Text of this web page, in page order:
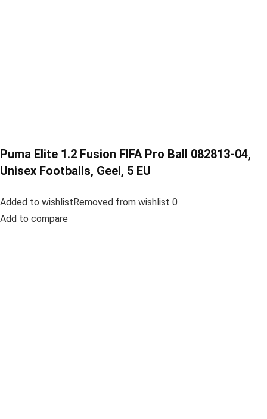
Puma Elite 1.2 Fusion FIFA Pro Ball 082813-04,
Unisex Footballs, Geel, 5 EU
Added to wishlistRemoved from wishlist 0
Add to compare